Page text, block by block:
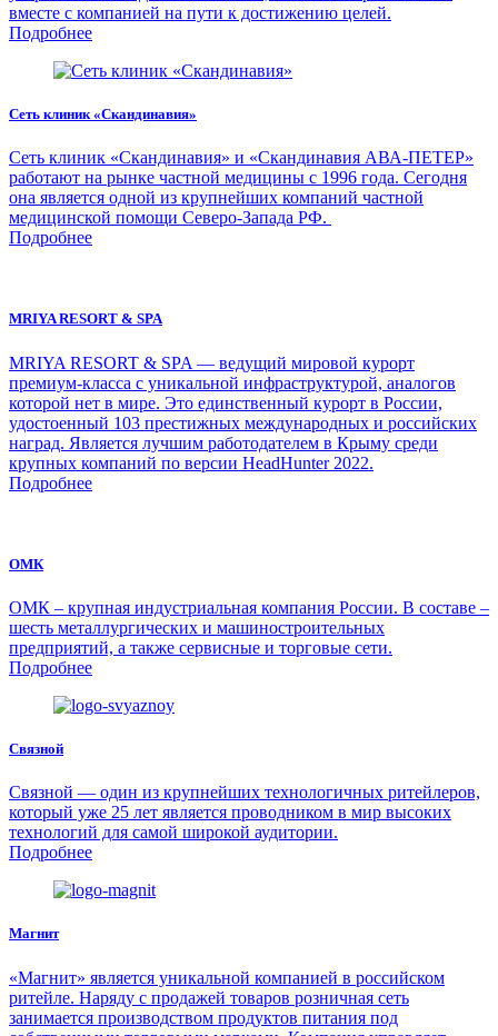
вместе с компанией на пути к достижению целей.
Подробнее
Сеть клиник «Скандинавия»
Сеть клиник «Скандинавия» и «Скандинавия АВА-ПЕТЕР»
работают на рынке частной медицины с 1996 года. Сегодня
она является одной из крупнейших компаний частной
медицинской помощи Северо-Запада РФ.
Подробнее
MRIYA RESORT & SPA
MRIYA RESORT & SPA — ведущий мировой курорт
премиум-класса с уникальной инфраструктурой, аналогов
которой нет в мире. Это единственный курорт в России,
удостоенный 103 престижных международных и российских
наград. Является лучшим работодателем в Крыму среди
крупных компаний по версии HeadHunter 2022.
Подробнее
ОМК
ОМК – крупная индустриальная компания России. В составе –
шесть металлургических и машиностроительных
предприятий, а также сервисные и торговые сети.
Подробнее
Связной
Связной — один из крупнейших технологичных ритейлеров,
который уже 25 лет является проводником в мир высоких
технологий для самой широкой аудитории.
Подробнее
Магнит
«Магнит» является уникальной компанией в российском
ритейле. Наряду с продажей товаров розничная сеть
занимается производством продуктов питания под